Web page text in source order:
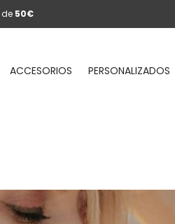
de 50€
ACCESORIOS PERSONALIZADOS